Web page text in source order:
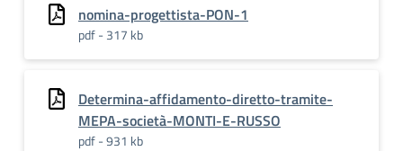
nomina-progettista-PON-1
pdf - 317 kb
Determina-affidamento-diretto-tramite-
MEPA-società-MONTI-E-RUSSO
pdf - 931 kb